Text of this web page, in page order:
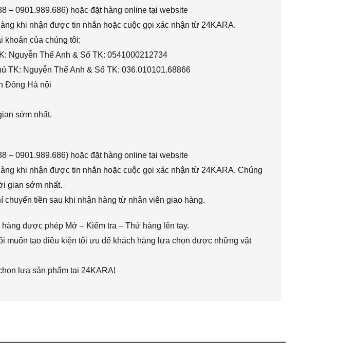
– 0901.989.686) hoặc đặt hàng online tại website
khi nhận được tin nhắn hoặc cuộc gọi xác nhận từ 24KARA.
khoản của chúng tôi:
Nguyễn Thế Anh & Số TK: 0541000212734
TK: Nguyễn Thế Anh & Số TK: 036.010101.68866
Đông Hà nội
sớm nhất.
– 0901.989.686) hoặc đặt hàng online tại website
khi nhận được tin nhắn hoặc cuộc gọi xác nhận từ 24KARA. Chúng
gian sớm nhất.
tiền sau khi nhận hàng từ nhân viên giao hàng.
được phép Mở – Kiểm tra – Thử hàng lên tay.
muốn tạo điều kiện tối ưu để khách hàng lựa chọn được những vật
lựa sản phẩm tại 24KARA!